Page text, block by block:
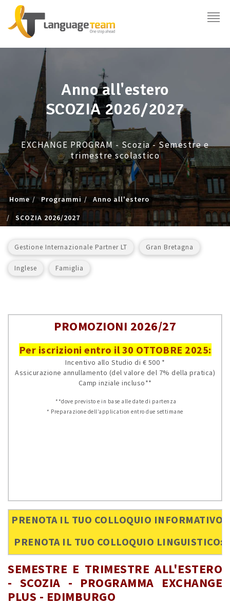
Anno all'estero
SCOZIA 2026/2027
EXCHANGE PROGRAM - Scozia - Semestre e
trimestre scolastico
Home Programmi
Anno all'estero
SCOZIA 2026/2027
Gestione Internazionale Partner LT Gran Bretagna
Inglese Famiglia
PROMOZIONI 2026/27
Per iscrizioni entro il 30 OTTOBRE 2025:
Incentivo allo Studio di € 500 *
Assicurazione annullamento (del valore del 7% della pratica)
Camp inziale incluso**
**dove previsto e in base alle date di partenza
* Preparazione dell’application entro due settimane
PRENOTA IL TUO COLLOQUIO INFORMATIVO:
PRENOTA IL TUO COLLOQUIO LINGUISTICO:
SEMESTRE E TRIMESTRE ALL'ESTERO
- SCOZIA - PROGRAMMA EXCHANGE
PLUS - EDIMBURGO